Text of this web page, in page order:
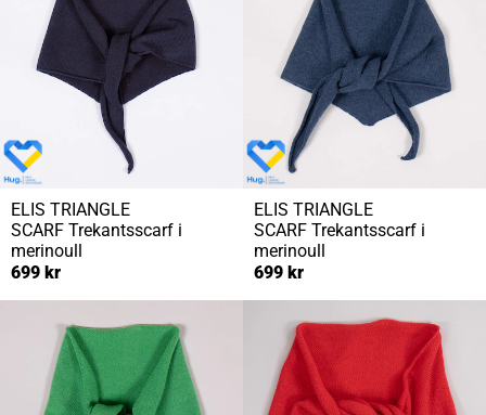
ELIS TRIANGLE
SCARF Trekantsscarf i
merinoull
699 kr
ELIS TRIANGLE
SCARF Trekantsscarf i
merinoull
699 kr